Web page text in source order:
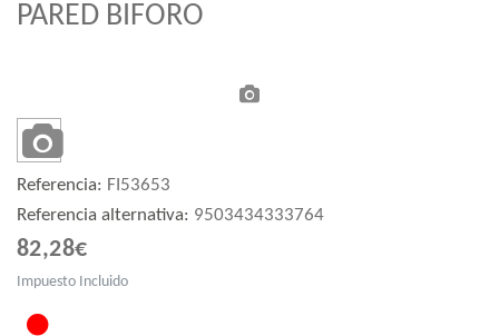
PARED BIFORO
Referencia: FI53653
Referencia alternativa: 9503434333764
82,28€
Impuesto Incluido